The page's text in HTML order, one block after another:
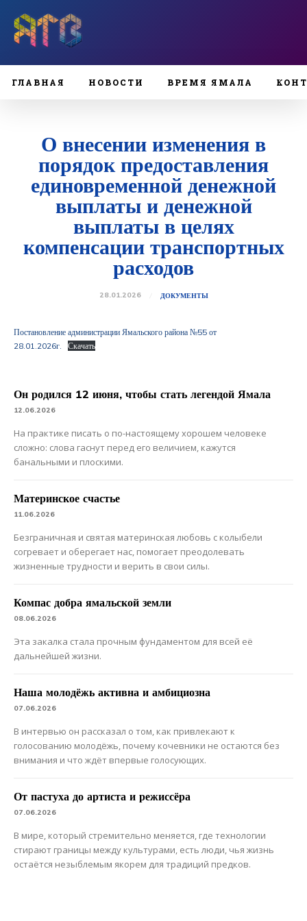
ГЛАВНАЯ НОВОСТИ ВРЕМЯ ЯМАЛА
О внесении изменения в
порядок предоставления
единовременной денежной
выплаты и денежной
выплаты в целях
компенсации транспортных
расходов
28.01.2026 ДОКУМЕНТЫ
Постановление администрации Ямальского района №55 от
28.01.2026г.
Скачать
Он родился 12 июня, чтобы стать легендой Ямала
12.06.2026
На практике писать о по-настоящему хорошем человеке
сложно: слова гаснут перед его величием, кажутся
банальными и плоскими.
Материнское счастье
11.06.2026
Безграничная и святая материнская любовь с колыбели
согревает и оберегает нас, помогает преодолевать
жизненные трудности и верить в свои силы.
Компас добра ямальской земли
08.06.2026
Эта закалка стала прочным фундаментом для всей её
дальнейшей жизни.
Наша молодёжь активна и амбициозна
07.06.2026
В интервью он рассказал о том, как привлекают к
голосованию молодёжь, почему кочевники не остаются без
внимания и что ждёт впервые голосующих.
От пастуха до артиста и режиссёра
07.06.2026
В мире, который стремительно меняется, где технологии
стирают границы между культурами, есть люди, чья жизнь
остаётся незыблемым якорем для традиций предков.